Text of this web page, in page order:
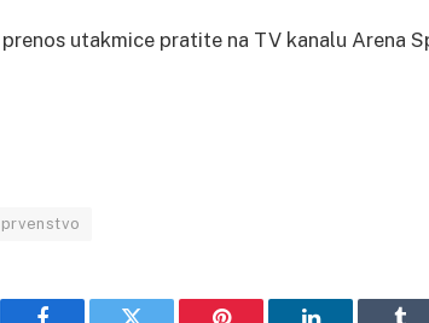
utakmice pratite na TV kanalu Arena